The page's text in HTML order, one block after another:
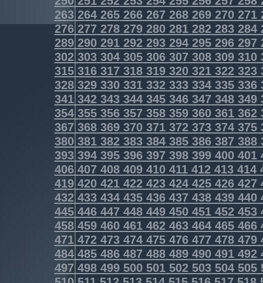
263264265266267268269270271
276277278279280281282283284
289290291292293294295296297
302303304305306307308309310
315316317318319320321322323
328329330331332333334335336
341342343344345346347348349
354355356357358359360361362
367368369370371372373374375
380381382383384385386387388
393394395396397398399400401
406407408409410411412413414
419420421422423424425426427
432433434435436437438439440
445446447448449450451452453
458459460461462463464465466
471472473474475476477478479
484485486487488489490491492
497498499500501502503504505